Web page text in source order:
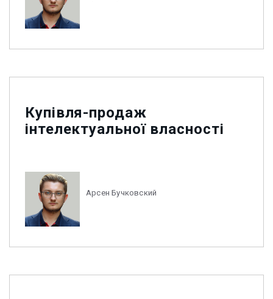
Купівля-продаж
інтелектуальної власності
Арсен Бучковский